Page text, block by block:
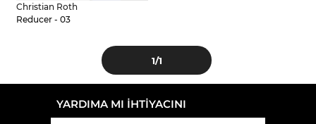
Christian Roth
Reducer - 03
1/1
YARDIMA MI IHTIYACINI